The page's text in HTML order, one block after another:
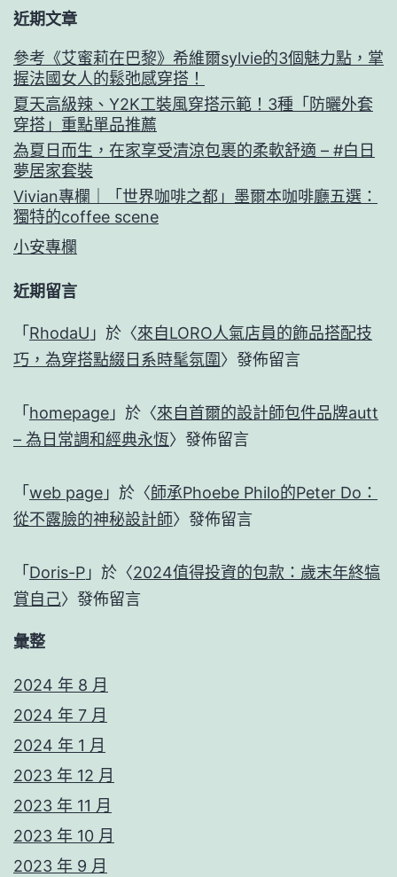
近期文章
參考《艾蜜莉在巴黎》希維爾sylvie的3個魅力點，掌
握法國女人的鬆弛感穿搭！
夏天高級辣、Y2K工裝風穿搭示範！3種「防曬外套
穿搭」重點單品推薦
為夏日而生，在家享受清涼包裹的柔軟舒適 – #白日
夢居家套裝
Vivian專欄｜「世界咖啡之都」墨爾本咖啡廳五選：
獨特的coffee scene
小安專欄
近期留言
「 RhodaU 」於〈來自LORO人氣店員的飾品搭配技
巧，為穿搭點綴日系時髦氛圍〉發佈留言
「 homepage 」於〈來自首爾的設計師包件品牌autt
– 為日常調和經典永恆〉發佈留言
「 web page 」於〈師承Phoebe Philo的Peter Do：
從不露臉的神秘設計師〉發佈留言
「 Doris-P 」於〈2024值得投資的包款：歲末年終犒
賞自己〉發佈留言
彙整
2024 年 8 月
2024 年 7 月
2024 年 1 月
2023 年 12 月
2023 年 11 月
2023 年 10 月
2023 年 9 月